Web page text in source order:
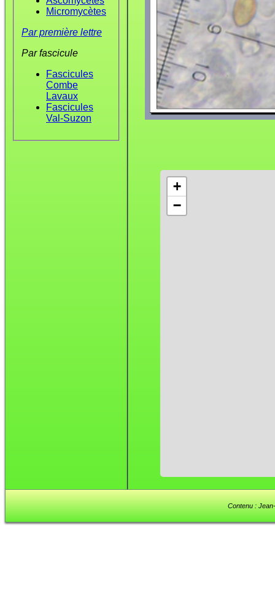
Micromycètes
Par première lettre
Par fascicule
Fascicules
Combe
Lavaux
Fascicules
Val-Suzon
+
−
Contenu :